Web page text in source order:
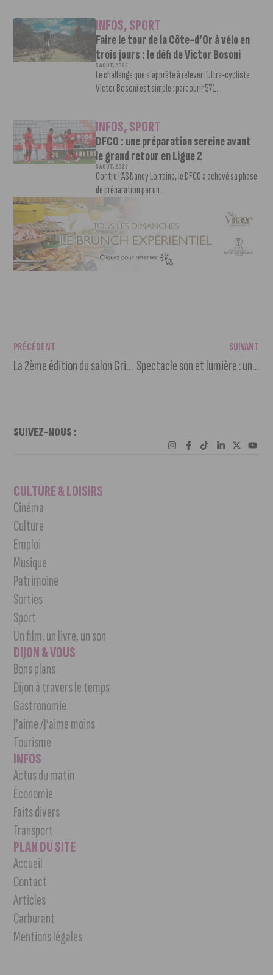
INFOS,SPORT
Faire le tour de la Côte-d’Or à vélo en
trois jours : le défi de Victor Bosoni
5 AOÛT, 2026
Le challenge que s’apprête à relever l’ultra-cycliste
Victor Bosoni est simple : parcourir 571...
INFOS,SPORT
DFCO : une préparation sereine avant
le grand retour en Ligue 2
3 AOÛT, 2026
Contre l’AS Nancy Lorraine, le DFCO a achevé sa phase
de préparation par un...
PRÉCÉDENT
La 2ème édition du salon Grimoire et Chaudron
SUIVANT
Spectacle son et lumière : un festin de lumières à Dijon
SUIVEZ-NOUS :
CULTURE & LOISIRS
Cinéma
Culture
Emploi
Musique
Patrimoine
Sorties
Sport
Un film, un livre, un son
DIJON & VOUS
Bons plans
Dijon à travers le temps
Gastronomie
J’aime /J’aime moins
Tourisme
INFOS
Actus du matin
Économie
Faits divers
Transport
PLAN DU SITE
Accueil
Contact
Articles
Carburant
Mentions légales